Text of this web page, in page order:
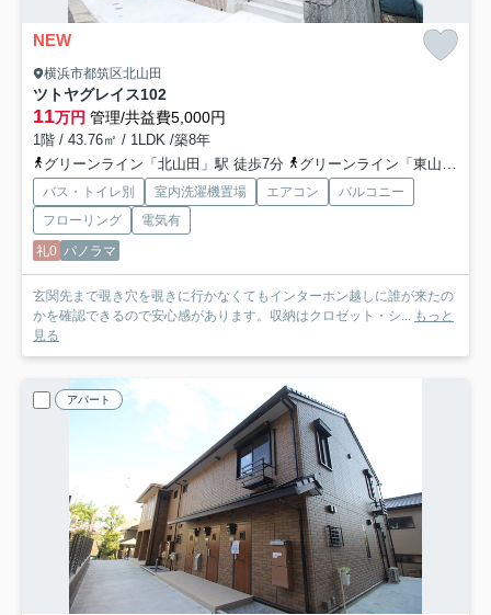
NEW
横浜市都筑区北山田
ツトヤグレイス102
11万円 管理/共益費5,000円
1階 / 43.76㎡ / 1LDK /築8年
グリーンライン「北山田」駅 徒歩7分
グリーンライン「東山田」駅 徒歩19分
バス・トイレ別 室内洗濯機置場 エアコン
バルコニー
フローリング
電気有
礼0 パノラマ
玄関先まで覗き穴を覗きに行かなくてもインターホン越しに誰が来たの
かを確認できるので安心感があります。収納はクロゼット・シ...
もっと
見る
アパート